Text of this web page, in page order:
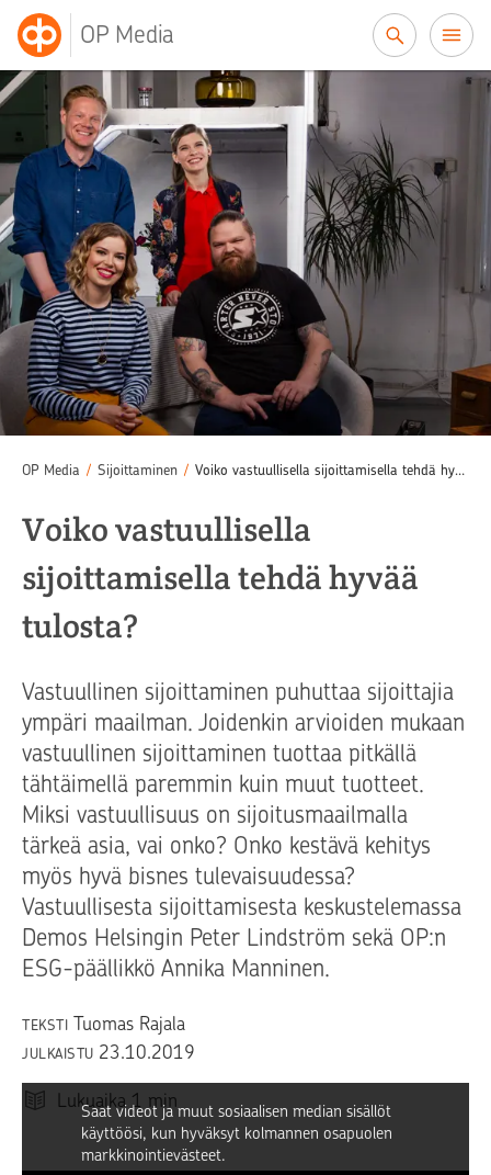
OP Media
OP Media / Sijoittaminen / Voiko vastuullisella sijoittamisella tehdä hyvää tulosta?
Voiko vastuullisella
sijoittamisella tehdä hyvää
tulosta?
Vastuullinen sijoittaminen puhuttaa sijoittajia
ympäri maailman. Joidenkin arvioiden mukaan
vastuullinen sijoittaminen tuottaa pitkällä
tähtäimellä paremmin kuin muut tuotteet.
Miksi vastuullisuus on sijoitusmaailmalla
tärkeä asia, vai onko? Onko kestävä kehitys
myös hyvä bisnes tulevaisuudessa?
Vastuullisesta sijoittamisesta keskustelemassa
Demos Helsingin Peter Lindström sekä OP:n
ESG-päällikkö Annika Manninen.
TEKSTI Tuomas Rajala
JULKAISTU 23.10.2019
Lukuaika 1 min
Saat videot ja muut sosiaalisen median sisällöt
käyttöösi, kun hyväksyt kolmannen osapuolen
markkinointievästeet.